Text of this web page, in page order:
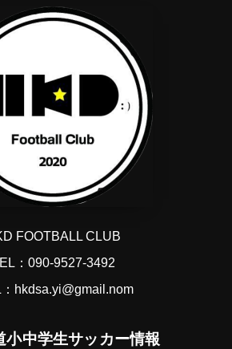
FOOTBALL CLUB
：090-9527-3492
：hkdsa.yi@gmail.nom
小中学生サッカー情報